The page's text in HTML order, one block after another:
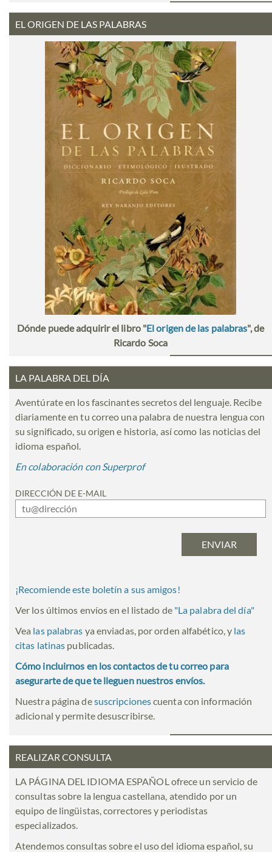
EL ORIGEN DE LAS PALABRAS
Dónde puede adquirir el libro "El origen de las palabras", de
Ricardo Soca
LA PALABRA DEL DÍA
Aventúrate en los fascinantes secretos del lenguaje. Recibe
diariamente en tu correo una palabra de nuestra lengua con
su significado, su origen e historia, así como las noticias del
idioma español.
En colaboración con Superprof
DIRECCIÓN DE E-MAIL
¡Recomiende este boletín a sus amigos!
Ver los últimos envíos en el listado de "La palabra del día"
Vea las palabras ya enviadas, por orden alfabético, y las
citas latinas publicadas.
Cómo incluirnos en los contactos de tu correo para
asegurarte de que te lleguen nuestros envíos.
Nuestra página desuscripcionescuenta con información
adicional y permite desuscribirse.
REALIZAR CONSULTA
LA PÁGINA DEL IDIOMA ESPAÑOL ofrece un servicio de
consultas sobre la lengua castellana, atendido por un
equipo de lingüistas, correctores y periodistas
especializados.
Atendemos consultas sobre el uso del idioma español, su